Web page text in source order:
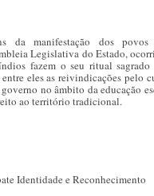
da manifestação dos povos
Legislativa do Estado,
fazem o seu ritual
eles as reivindicações pelo
no âmbito da educação
ao território tradicional.
Identidade e Reconhecimento